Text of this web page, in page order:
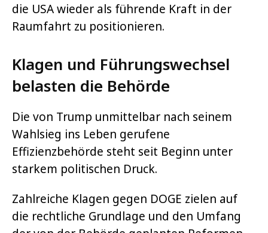
die USA wieder als führende Kraft in der
Raumfahrt zu positionieren.
Klagen und Führungswechsel
belasten die Behörde
Die von Trump unmittelbar nach seinem
Wahlsieg ins Leben gerufene
Effizienzbehörde steht seit Beginn unter
starkem politischen Druck.
Zahlreiche Klagen gegen DOGE zielen auf
die rechtliche Grundlage und den Umfang